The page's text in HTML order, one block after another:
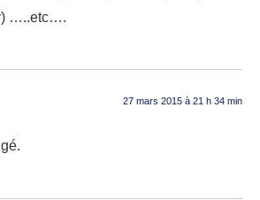
…..etc….
27 mars 2015 à 21 h 34 min